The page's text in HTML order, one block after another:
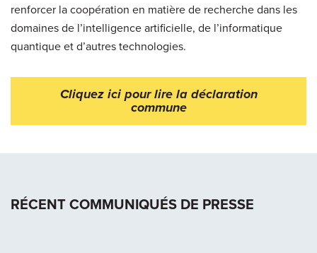
renforcer la coopération en matière de recherche dans les
domaines de l’intelligence artificielle, de l’informatique
quantique et d’autres technologies.
Cliquez ici pour lire la déclaration
commune
RÉCENT COMMUNIQUÉS DE PRESSE